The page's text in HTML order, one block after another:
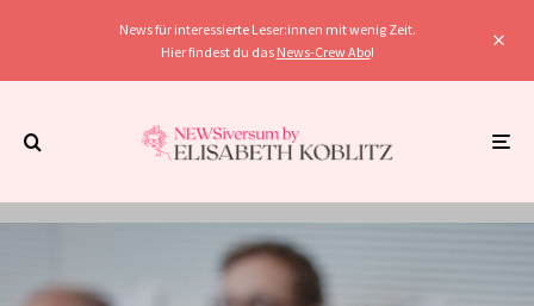
News für interessierte Leser:innen mit wenig Zeit.
Hier findest du das News-Crew Abo!